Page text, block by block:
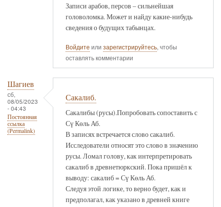
Записи арабов, персов – сильнейшая
головоломка. Может и найду какие-нибудь
сведения о будущих табынцах.
Войдите или зарегистрируйтесь, чтобы
оставлять комментарии
Шагиев
сб,
08/05/2023
- 04:43
Постоянная
ссылка
(Permalink)
Сакалиб.
Сакалибы (русы).Попробовать сопоставить с
Сү Көль Аб.
В записях встречается слово сакалиб.
Исследователи относят это слово в значению
русы. Ломал голову, как интерпретировать
сакалиб в древнетюркский. Пока пришёл к
выводу: сакалиб = Сү Көль Аб.
Следуя этой логике, то верно будет, как и
предполагал, как указано в древней книге